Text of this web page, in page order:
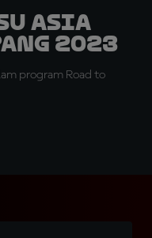
Asia
2023
program Road to